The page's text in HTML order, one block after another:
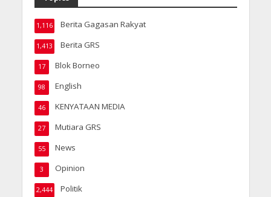
Berita Gagasan Rakyat
1,116
Berita GRS
1,413
Blok Borneo
17
English
98
KENYATAAN MEDIA
46
Mutiara GRS
27
News
55
Opinion
3
Politik
2,444